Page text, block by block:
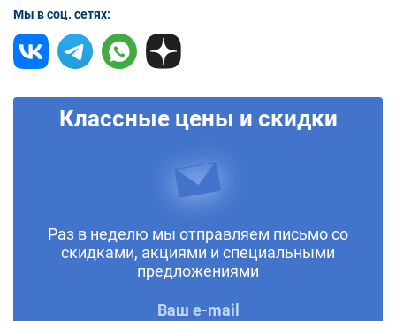
Мы в соц. сетях:
Классные цены и скидки
Раз в неделю мы отправляем письмо со
скидками, акциями и специальными
предложениями
Ваш e-mail